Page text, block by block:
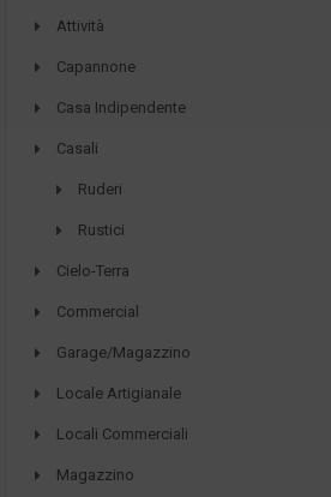
Attività
Capannone
Casa Indipendente
Casali
Ruderi
Rustici
Cielo-Terra
Commercial
Garage/Magazzino
Locale Artigianale
Locali Commerciali
Magazzino